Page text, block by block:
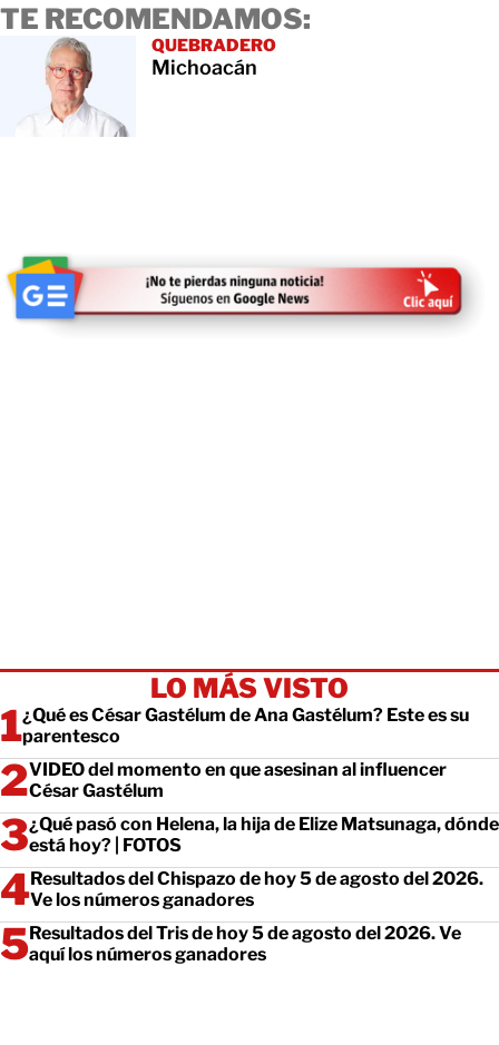
TE RECOMENDAMOS:
QUEBRADERO
Michoacán
LO MÁS VISTO
¿Qué es César Gastélum de Ana Gastélum? Este es su
parentesco
VIDEO del momento en que asesinan al influencer
César Gastélum
¿Qué pasó con Helena, la hija de Elize Matsunaga, dónde
está hoy? | FOTOS
Resultados del Chispazo de hoy 5 de agosto del 2026.
Ve los números ganadores
Resultados del Tris de hoy 5 de agosto del 2026. Ve
aquí los números ganadores